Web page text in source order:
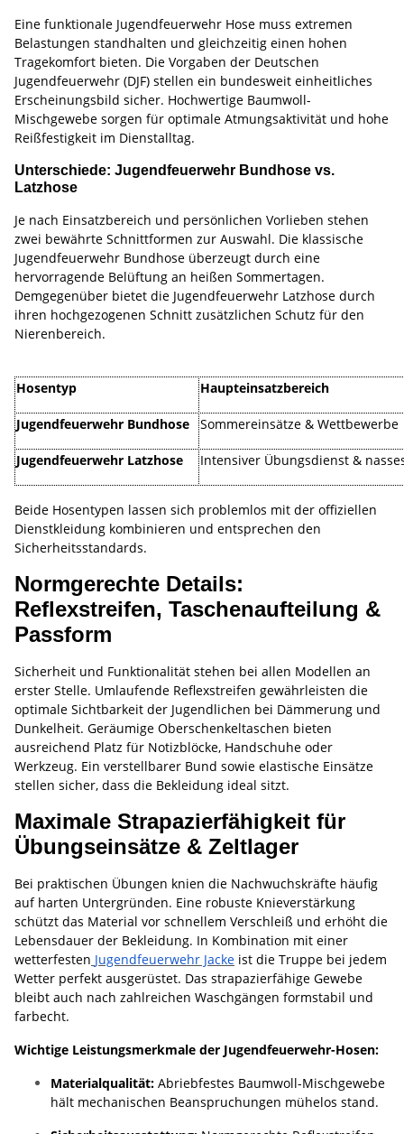
Eine funktionale Jugendfeuerwehr Hose muss extremen
Belastungen standhalten und gleichzeitig einen hohen
Tragekomfort bieten. Die Vorgaben der Deutschen
Jugendfeuerwehr (DJF) stellen ein bundesweit einheitliches
Erscheinungsbild sicher. Hochwertige Baumwoll-
Mischgewebe sorgen für optimale Atmungsaktivität und hohe
Reißfestigkeit im Dienstalltag.
Unterschiede: Jugendfeuerwehr Bundhose vs.
Latzhose
Je nach Einsatzbereich und persönlichen Vorlieben stehen
zwei bewährte Schnittformen zur Auswahl. Die klassische
Jugendfeuerwehr Bundhose überzeugt durch eine
hervorragende Belüftung an heißen Sommertagen.
Demgegenüber bietet die Jugendfeuerwehr Latzhose durch
ihren hochgezogenen Schnitt zusätzlichen Schutz für den
Nierenbereich.
Hosentyp Haupteinsatzbereich
Jugendfeuerwehr Bundhose Sommereinsätze & Wettbewerbe
Jugendfeuerwehr Latzhose Intensiver Übungsdienst &
Beide Hosentypen lassen sich problemlos mit der offiziellen
Dienstkleidung kombinieren und entsprechen den
Sicherheitsstandards.
Normgerechte Details:
Reflexstreifen, Taschenaufteilung &
Passform
Sicherheit und Funktionalität stehen bei allen Modellen an
erster Stelle. Umlaufende Reflexstreifen gewährleisten die
optimale Sichtbarkeit der Jugendlichen bei Dämmerung und
Dunkelheit. Geräumige Oberschenkeltaschen bieten
ausreichend Platz für Notizblöcke, Handschuhe oder
Werkzeug. Ein verstellbarer Bund sowie elastische Einsätze
stellen sicher, dass die Bekleidung ideal sitzt.
Maximale Strapazierfähigkeit für
Übungseinsätze & Zeltlager
Bei praktischen Übungen knien die Nachwuchskräfte häufig
auf harten Untergründen. Eine robuste Knieverstärkung
schützt das Material vor schnellem Verschleiß und erhöht die
Lebensdauer der Bekleidung. In Kombination mit einer
wetterfesten Jugendfeuerwehr Jacke ist die Truppe bei jedem
Wetter perfekt ausgerüstet. Das strapazierfähige Gewebe
bleibt auch nach zahlreichen Waschgängen formstabil und
farbecht.
Wichtige Leistungsmerkmale der Jugendfeuerwehr-Hosen:
Materialqualität: Abriebfestes Baumwoll-Mischgewebe
hält mechanischen Beanspruchungen mühelos stand.